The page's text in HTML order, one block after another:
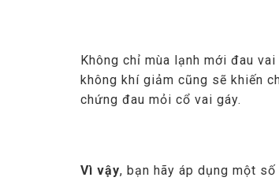
Không chỉ mùa lạnh mới đau
không khí giảm cũng sẽ khiến
chứng đau mỏi cổ vai gáy.
Vì vậy, bạn hãy áp dụng một